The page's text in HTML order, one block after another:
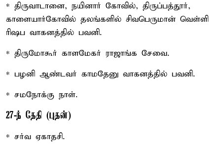
* திருவாடானை, நயினார் கோவில், திருப்பத்தூர்,
காளையார்கோவில் தலங்களில் சிவபெருமான் வெள்ளி
ரிஷப வாகனத்தில் பவனி.
* திருமோகூர் காளமேகர் ராஜாங்க சேவை.
* பழனி ஆண்டவர் காமதேனு வாகனத்தில் பவனி.
* சமநோக்கு நாள்.
27-ந் தேதி (புதன்)
* சர்வ ஏகாதசி.